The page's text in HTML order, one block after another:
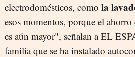
electrodomésticos, como la
esos momentos, porque el
es aún mayor", señalan a EL
familia que se ha instalado